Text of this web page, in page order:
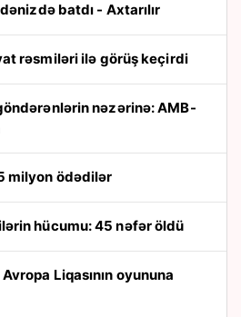
batdı - Axtarılır
rəsmiləri ilə görüş keçirdi
milyon ödədilər
hücumu: 45 nəfər öldü